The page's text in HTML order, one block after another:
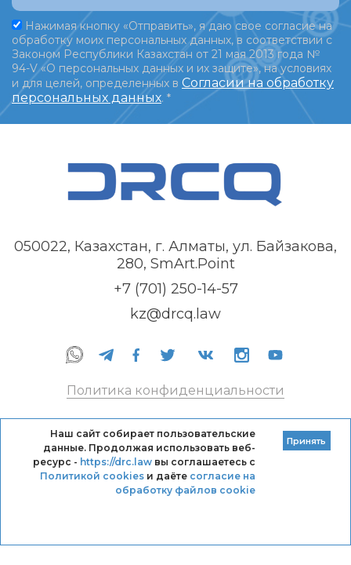
Нажимая кнопку «Отправить», я даю свое согласие на
обработку моих персональных данных, в соответствии с
Законом Республики Казахстан от 21 мая 2013 года №
94-V «О персональных данных и их защите», на условиях
и для целей, определенных в Согласии на обработку
персональных данных. *
050022, Казахстан, г. Алматы, ул. Байзакова,
280, SmArt.Point
+7 (701) 250-14-57
kz@drcq.law
Политика конфиденциальности
Кодекс профессиональной этики DRC
Правила оказания услуг
Наш сайт собирает пользовательские
данные. Продолжая использовать веб-
ресурс - https://drc.lawвы соглашаетесь с
Политикой cookiesи даёте согласие на
обработку файлов cookie
Принять